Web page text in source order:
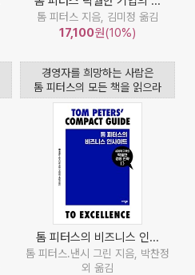
톰 피터스 지음, 김미정 옮김
17,100원(10%)
경영자를 희망하는 사람은
톰 피터스의 모든 책을 읽으라
톰 피터스의 비즈니스 인...
톰 피터스.낸시 그린 지음, 박찬정
외 옮김